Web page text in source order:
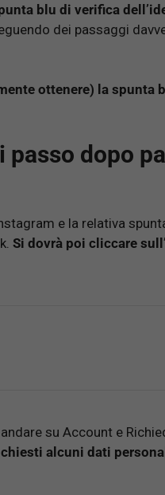
blu di verifica
dei passaggi
ottenere) la spunta
dopo
e la relativa
Si dovrà poi cliccare
su Account e
alcuni dati